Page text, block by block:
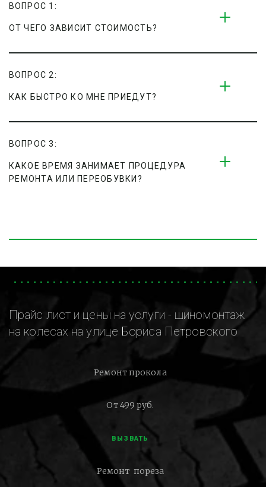
ВОПРОС 1:
ОТ ЧЕГО ЗАВИСИТ СТОИМОСТЬ?
ВОПРОС 2:
КАК БЫСТРО КО МНЕ ПРИЕДУТ?
ВОПРОС 3:
КАКОЕ ВРЕМЯ ЗАНИМАЕТ ПРОЦЕДУРА
РЕМОНТА ИЛИ ПЕРЕОБУВКИ?
Прайс лист и цены на услуги - шиномонтаж
на колесах на улице Бориса Петровского
Ремонт прокола
От 499 руб.
ВЫЗВАТЬ
Ремонт пореза